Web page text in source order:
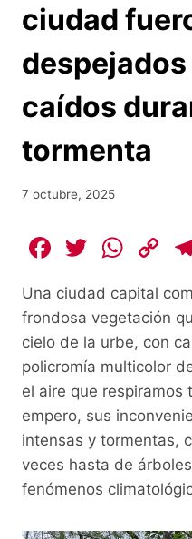
ciudad
caídos
tormenta
7 octubre, 2025
F
c
e
b
o
o
k
T
itt
er
W
at
s
A
p
p
C
p
y
Li
n
k
Una ciudad capital
frondosa vegetación
cielo de la urbe, con
policromía multicolor
el aire que respiramos
empero, sus
intensas y tormentas,
veces hasta de
fenómenos